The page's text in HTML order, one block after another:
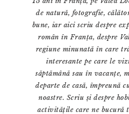
de natură, fotografie,
bune, iar aici scriu despre
român în Franța, despre
regiune minunată în care
interesante pe care le
săptămână sau în vacanțe,
departe de casă, împreună
noastre. Scriu și despre
activitățile care ne bucură